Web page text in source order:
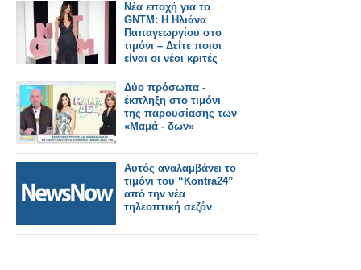
Νέα εποχή για το
GNTM: Η Ηλιάνα
Παπαγεωργίου στο
τιμόνι – Δείτε ποιοι
είναι οι νέοι κριτές
Δύο πρόσωπα -
έκπληξη στο τιμόνι
της παρουσίασης των
«Μαμά - δων»
Αυτός αναλαμβάνει το
τιμόνι του “Kontra24”
από την νέα
τηλεοπτική σεζόν